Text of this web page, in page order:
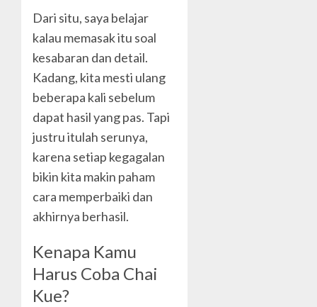
Dari situ, saya belajar
kalau memasak itu soal
kesabaran dan detail.
Kadang, kita mesti ulang
beberapa kali sebelum
dapat hasil yang pas. Tapi
justru itulah serunya,
karena setiap kegagalan
bikin kita makin paham
cara memperbaiki dan
akhirnya berhasil.
Kenapa Kamu
Harus Coba Chai
Kue?